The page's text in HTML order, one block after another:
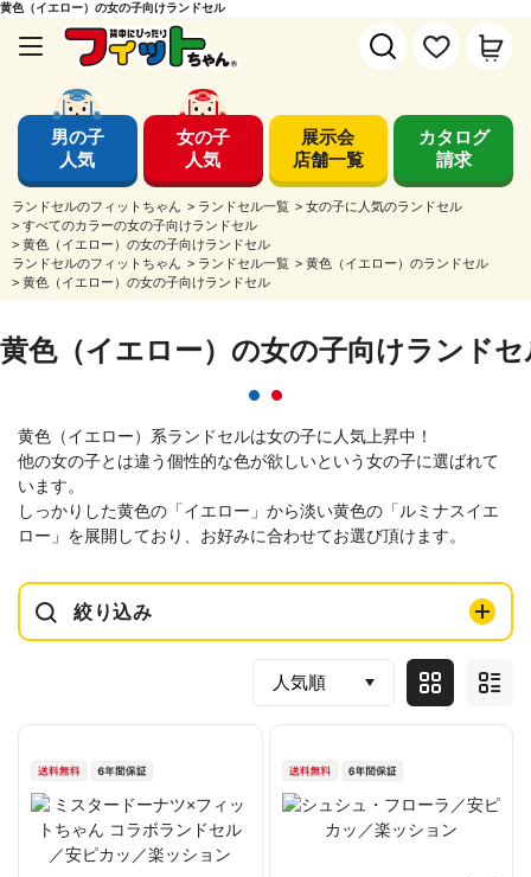
黄色（イエロー）の女の子向けランドセル
男の子
人気
女の子
人気
展示会
店舗一覧
カタログ
請求
ランドセルのフィットちゃん > ランドセル一覧 > 女の子に人気のランドセル
> すべてのカラーの女の子向けランドセル
> 黄色（イエロー）の女の子向けランドセル
ランドセルのフィットちゃん > ランドセル一覧 > 黄色（イエロー）のランドセル
> 黄色（イエロー）の女の子向けランドセル
黄色（イエロー）の女の子向けランドセ
黄色（イエロー）系ランドセルは女の子に人気上昇中！
他の女の子とは違う個性的な色が欲しいという女の子に選ばれて
います。
しっかりした黄色の「イエロー」から淡い黄色の「ルミナスイエ
ロー」を展開しており、お好みに合わせてお選び頂けます。
絞り込み